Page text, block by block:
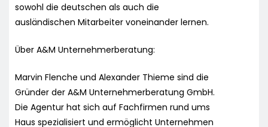
sowohl die deutschen als auch die
ausländischen Mitarbeiter voneinander lernen.
Über A&M Unternehmerberatung:
Marvin Flenche und Alexander Thieme sind die
Gründer der A&M Unternehmerberatung GmbH.
Die Agentur hat sich auf Fachfirmen rund ums
Haus spezialisiert und ermöglicht Unternehmen